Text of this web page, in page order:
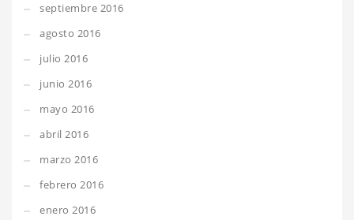
septiembre 2016
agosto 2016
julio 2016
junio 2016
mayo 2016
abril 2016
marzo 2016
febrero 2016
enero 2016